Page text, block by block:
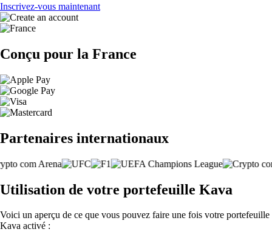
Inscrivez-vous maintenant
Conçu pour la France
Partenaires internationaux
Utilisation de votre portefeuille Kava
Voici un aperçu de ce que vous pouvez faire une fois votre portefeuille
Kava activé :